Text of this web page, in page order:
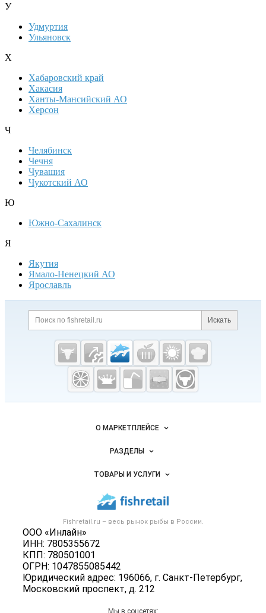
У
Удмуртия
Ульяновск
Х
Хабаровский край
Хакасия
Ханты-Мансийский АО
Херсон
Ч
Челябинск
Чечня
Чувашия
Чукотский АО
Ю
Южно-Сахалинск
Я
Якутия
Ямало-Ненецкий АО
Ярославль
Дополнительная информация
Поиск по сайту и
Искать
Cсылки на полезные проекты
Fishretail.ru —
рыба,
морепродукты
Важные разделы и контакты
Fishretail.ru – весь рынок рыбы в России.
ООО «Инлайн»
ИНН: 7805355672
КПП: 780501001
ОГРН: 1047855085442
Юридический адрес: 196066, г. Санкт-Петербург,
Московский проспект, д. 212
Навигация по сайтуО МАРКЕТПЛЕЙСЕ
Новости Fishretail.ru
Размещение рекламы
Публичная оферта
Контактная информация
Политика обработки персональных данных
РАЗДЕЛЫ
Объявления
Новости рынка
Вакансии
Блог
ТОВАРЫ И УСЛУГИ
Икра
Рыбопосадочный материал
Полуфабрикаты
Консервы
Мы в соцсетях: